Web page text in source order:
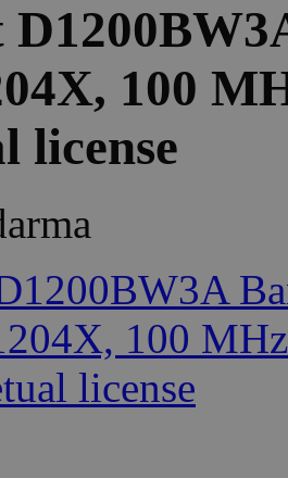
100
license